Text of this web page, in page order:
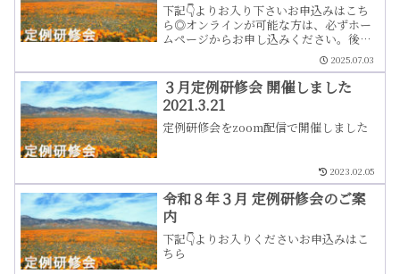
下記👇よりお入り下さいお申込みはこち
ら◎オンラインが可能な方は、必ずホー
ムページからお申し込みください。後日
アーカイブをお送りいたします。◎オン
ラインが難しい方は、受講料お振込み
後、研修部 北藤にお電話（ショートメー
ル）で お申し込み下さい。◆当日、アー
カイブ についてのメール送信日 ご案内
◎9月4日（木）当日（9/7）のミーティ
間 10月 5日（日）迄 何度でもご視聴いた
だけますメールは「迷惑メール」に入る
こともございますので、ご注意ください
香川ヨーガ道友会 研修部 北藤 090-5912-
5960
2025.07.03
３月定例研修会 開催しました
2021.3.21
定例研修会をzoom配信で開催しました
2023.02.05
令和８年３月 定例研修会のご案
内
下記👇よりお入りくださいお申込みはこ
ちら